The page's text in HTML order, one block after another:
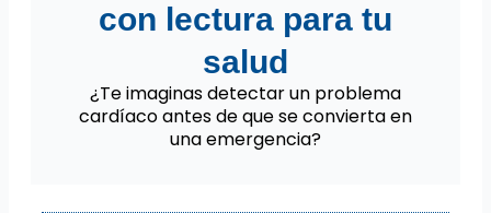
con lectura para tu
salud
¿Te imaginas detectar un problema
cardíaco antes de que se convierta en
una emergencia?